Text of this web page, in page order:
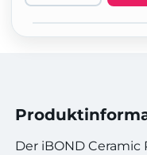
Der iBOND